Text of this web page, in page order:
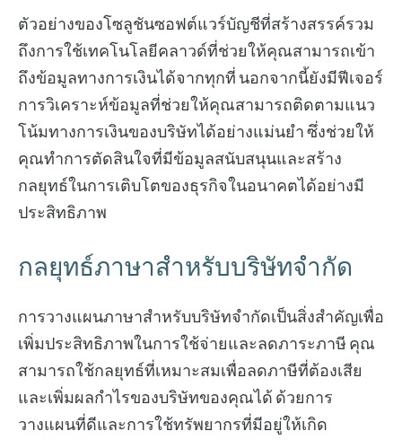
ตัวอย่างของโซลูชันซอฟต์แวร์บัญชีที่สร้างสรรค์รวม
ถึงการใช้เทคโนโลยีคลาวด์ที่ช่วยให้คุณสามารถเข้า
ถึงข้อมูลทางการเงินได้จากทุกที่ นอกจากนี้ยังมีฟีเจอร์
การวิเคราะห์ข้อมูลที่ช่วยให้คุณสามารถติดตามแนว
โน้มทางการเงินของบริษัทได้อย่างแม่นยำ ซึ่งช่วยให้
คุณทำการตัดสินใจที่มีข้อมูลสนับสนุนและสร้าง
กลยุทธ์ในการเติบโตของธุรกิจในอนาคตได้อย่างมี
ประสิทธิภาพ
กลยุทธ์ภาษาสำหรับบริษัทจำกัด
การวางแผนภาษาสำหรับบริษัทจำกัดเป็นสิ่งสำคัญเพื่อ
เพิ่มประสิทธิภาพในการใช้จ่ายและลดภาระภาษี คุณ
สามารถใช้กลยุทธ์ที่เหมาะสมเพื่อลดภาษีที่ต้องเสีย
และเพิ่มผลกำไรของบริษัทของคุณได้ ด้วยการ
วางแผนที่ดีและการใช้ทรัพยากรที่มีอยู่ให้เกิด